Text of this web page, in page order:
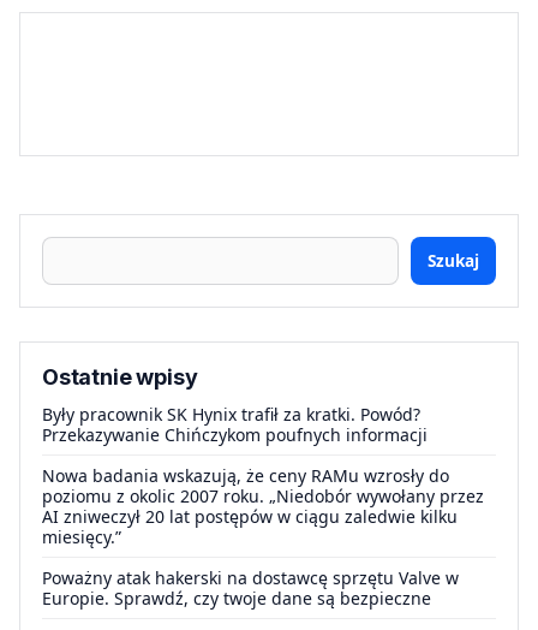
Szukaj
Ostatnie wpisy
Były pracownik SK Hynix trafił za kratki. Powód?
Przekazywanie Chińczykom poufnych informacji
Nowa badania wskazują, że ceny RAMu wzrosły do
poziomu z okolic 2007 roku. „Niedobór wywołany przez
AI zniweczył 20 lat postępów w ciągu zaledwie kilku
miesięcy.”
Poważny atak hakerski na dostawcę sprzętu Valve w
Europie. Sprawdź, czy twoje dane są bezpieczne